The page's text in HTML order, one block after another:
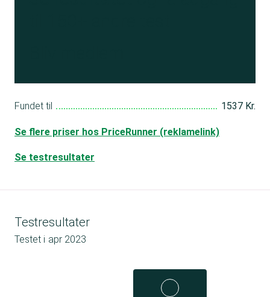
Fundet til 1537 Kr.
Se flere priser hos PriceRunner (reklamelink)
Se testresultater
Testresultater
Testet i apr 2023